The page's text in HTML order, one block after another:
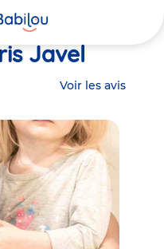
Javel
Voir les avis